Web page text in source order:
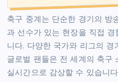
축구 중계는 단순한 경기의 방
과 선수가 있는 현장을 직접
니다. 다양한 국가와 리그의
글로벌 팬들은 전 세계의 축구
실시간으로 감상할 수 있습니